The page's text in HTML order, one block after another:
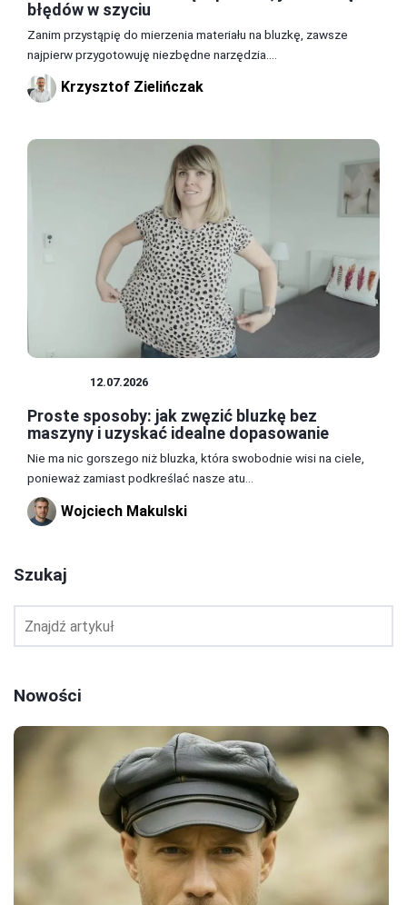
błędów w szyciu
Zanim przystąpię do mierzenia materiału na bluzkę, zawsze
najpierw przygotowuję niezbędne narzędzia....
Krzysztof Zielińczak
12.07.2026
Proste sposoby: jak zwęzić bluzkę bez
maszyny i uzyskać idealne dopasowanie
Nie ma nic gorszego niż bluzka, która swobodnie wisi na ciele,
ponieważ zamiast podkreślać nasze atu...
Wojciech Makulski
Szukaj
Nowości